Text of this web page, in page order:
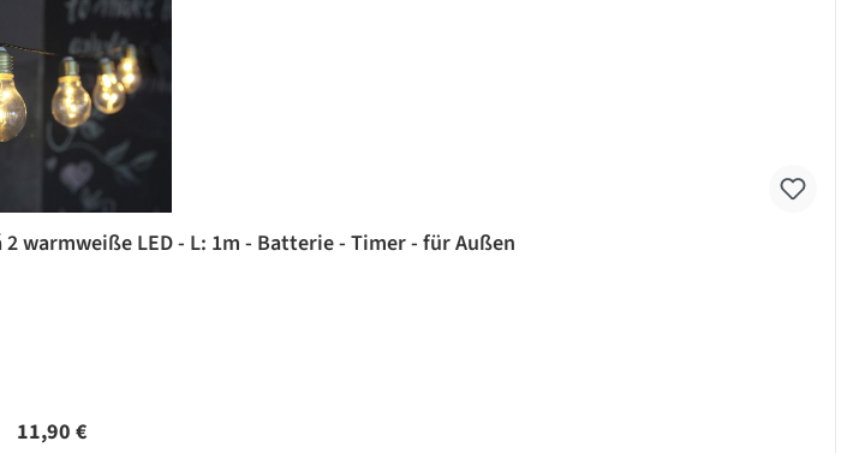
warmweiße LED - L: 1m - Batterie - Timer - für Außen
Regulärer Preis:
11,90 €